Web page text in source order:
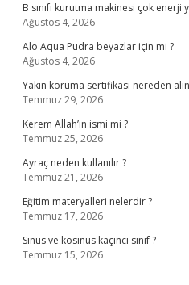
B sınıfı kurutma makinesi çok enerji
Ağustos 4, 2026
Alo Aqua Pudra beyazlar için mi ?
Ağustos 4, 2026
Yakın koruma sertifikası nereden
Temmuz 29, 2026
Kerem Allah’ın ismi mi ?
Temmuz 25, 2026
Ayraç neden kullanılır ?
Temmuz 21, 2026
Eğitim materyalleri nelerdir ?
Temmuz 17, 2026
Sinüs ve kosinüs kaçıncı sınıf ?
Temmuz 15, 2026